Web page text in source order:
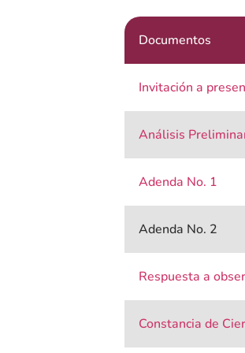
Documentos
Invitación a
Análisis
Adenda No. 1
Adenda No. 2
Respuesta a
Constancia de